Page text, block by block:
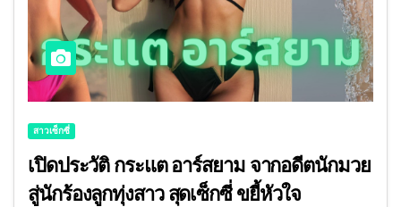
สาวเซ็กซี่
เปิดประวัติ กระแต อาร์สยาม จากอดีตนักมวย
สู่นักร้องลูกทุ่งสาว สุดเซ็กซี่ ขยี้หัวใจ